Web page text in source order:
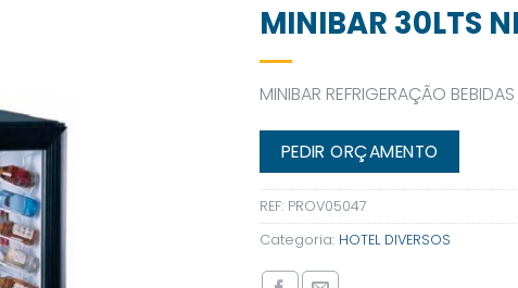
MINIBAR 30LTS
MINIBAR REFRIGERAÇÃO BEBIDAS
PEDIR ORÇAMENTO
REF: PROV05047
Categoria: HOTEL DIVERSOS